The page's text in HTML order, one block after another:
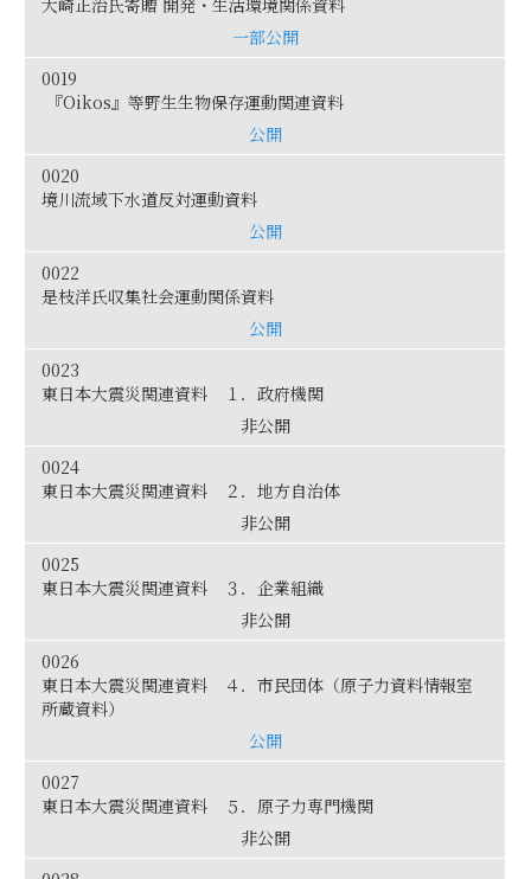
大崎正治氏寄贈 開発・生活環境関係資料
一部公開
0019
『Oikos』等野生生物保存運動関連資料
公開
0020
境川流域下水道反対運動資料
公開
0022
是枝洋氏収集社会運動関係資料
公開
0023
東日本大震災関連資料 １．政府機関
非公開
0024
東日本大震災関連資料 ２．地方自治体
非公開
0025
東日本大震災関連資料 ３．企業組織
非公開
0026
東日本大震災関連資料 ４．市民団体（原子力資料情報室
所蔵資料）
公開
0027
東日本大震災関連資料 ５．原子力専門機関
非公開